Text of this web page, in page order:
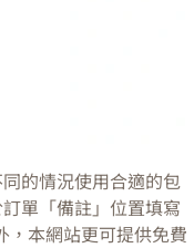
的情況使用合適的包
單「備註」位置填寫
，本網站更可提供免費